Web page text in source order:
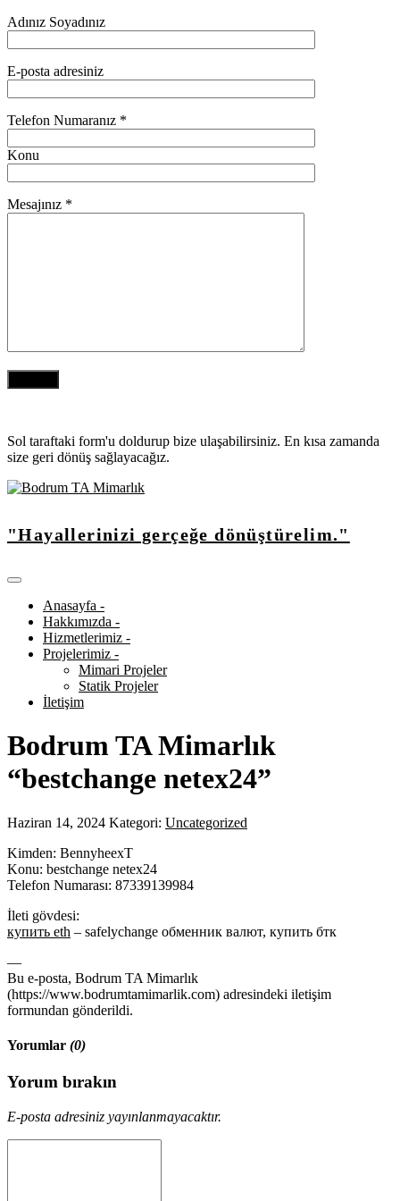
Adınız Soyadınız
E-posta adresiniz
Telefon Numaranız *
Konu
Mesajınız *
Sol taraftaki form'u doldurup bize ulaşabilirsiniz. En kısa zamanda
size geri dönüş sağlayacağız.
"Hayallerinizi gerçeğe dönüştürelim."
Anasayfa -
Hakkımızda -
Hizmetlerimiz -
Projelerimiz -
Mimari Projeler
Statik Projeler
İletişim
Bodrum TA Mimarlık
“bestchange netex24”
Haziran 14, 2024 Kategori: Uncategorized
Kimden: BennyheexT
Konu: bestchange netex24
Telefon Numarası: 87339139984
İleti gövdesi:
купить eth – safelychange обменник валют, купить бтк
—
Bu e-posta, Bodrum TA Mimarlık
(https://www.bodrumtamimarlik.com) adresindeki iletişim
formundan gönderildi.
Yorumlar (0)
Yorum bırakın
E-posta adresiniz yayınlanmayacaktır.